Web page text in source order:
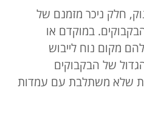
חלק ניכר מזמנם של
במוקדם או
מקום נוח לייבוש
של הבקבוקים
שלא משתלבת עם עמדות